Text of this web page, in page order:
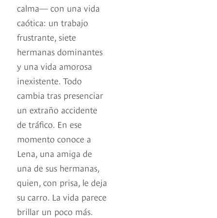
calma— con una vida
caótica: un trabajo
frustrante, siete
hermanas dominantes
y una vida amorosa
inexistente. Todo
cambia tras presenciar
un extraño accidente
de tráfico. En ese
momento conoce a
Lena, una amiga de
una de sus hermanas,
quien, con prisa, le deja
su carro. La vida parece
brillar un poco más.